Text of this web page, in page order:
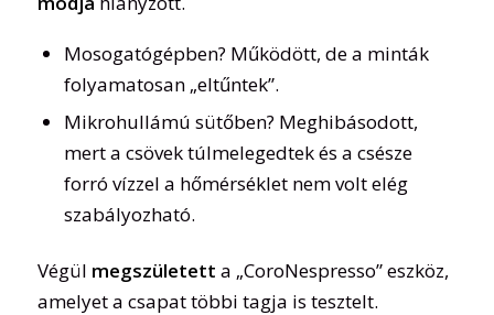
Mosogatógépben? Működött, de a minták
folyamatosan „eltűntek”.
Mikrohullámú sütőben? Meghibásodott,
mert a csövek túlmelegedtek és a csésze
forró vízzel a hőmérséklet nem volt elég
szabályozható.
Végül megszületett a „CoroNespresso” eszköz,
amelyet a csapat többi tagja is tesztelt.